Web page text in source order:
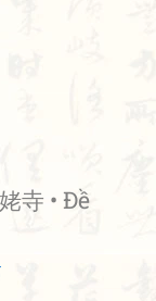
寺 • Đề